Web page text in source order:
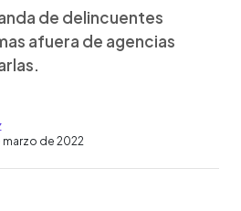
de delincuentes
afuera de agencias
marzo de 2022